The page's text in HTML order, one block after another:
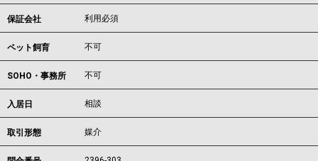
保証会社 利用必須
ペット飼育 不可
SOHO・事務所 不可
入居日 相談
取引形態 媒介